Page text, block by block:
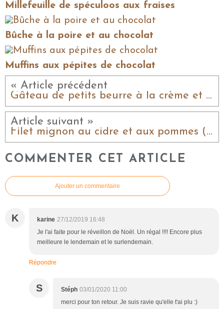
Millefeuille de spéculoos aux fraises
Bûche à la poire et au chocolat
Muffins aux pépites de chocolat
« Article précédent
Gâteau de petits beurre à la crème et au chocolat
Article suivant »
Filet mignon au cidre et aux pommes (cookéo)
COMMENTER CET ARTICLE
Ajouter un commentaire
K karine 27/12/2019 16:48
Je l'ai faite pour le réveillon de Noël. Un régal !!!! Encore plus
meilleure le lendemain et le surlendemain.
Répondre
S Stéph 03/01/2020 11:00
merci pour ton retour. Je suis ravie qu'elle t'ai plu :)